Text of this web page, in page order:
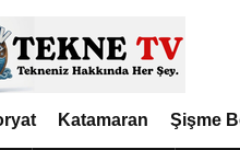
Katamaran Şişme